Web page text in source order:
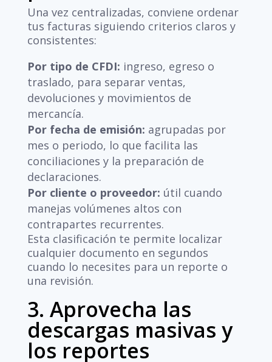
Una vez centralizadas, conviene ordenar
tus facturas siguiendo criterios claros y
consistentes:
Por tipo de CFDI: ingreso, egreso o
traslado, para separar ventas,
devoluciones y movimientos de
mercancía.
Por fecha de emisión: agrupadas por
mes o periodo, lo que facilita las
conciliaciones y la preparación de
declaraciones.
Por cliente o proveedor: útil cuando
manejas volúmenes altos con
contrapartes recurrentes.
Esta clasificación te permite localizar
cualquier documento en segundos
cuando lo necesites para un reporte o
una revisión.
3. Aprovecha las
descargas masivas y
los reportes